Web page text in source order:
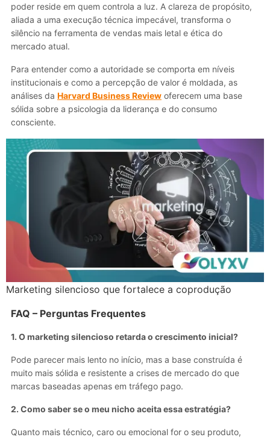
poder reside em quem controla a luz. A clareza de propósito,
aliada a uma execução técnica impecável, transforma o
silêncio na ferramenta de vendas mais letal e ética do
mercado atual.
Para entender como a autoridade se comporta em níveis
institucionais e como a percepção de valor é moldada, as
análises da Harvard Business Review oferecem uma base
sólida sobre a psicologia da liderança e do consumo
consciente.
Marketing silencioso que fortalece a coprodução
FAQ – Perguntas Frequentes
1. O marketing silencioso retarda o crescimento inicial?
Pode parecer mais lento no início, mas a base construída é
muito mais sólida e resistente a crises de mercado do que
marcas baseadas apenas em tráfego pago.
2. Como saber se o meu nicho aceita essa estratégia?
Quanto mais técnico, caro ou emocional for o seu produto,